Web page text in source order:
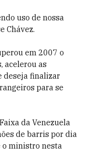
uso de nossa
Chávez.
em 2007 o
acelerou as
deseja finalizar
para se
da Venezuela
de barris por dia
o ministro nesta